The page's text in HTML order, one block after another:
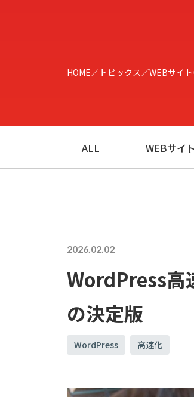
HOME トピックス WEBサイ
ALL WEBサイ
2026.02.02
WordPress高
の決定版
WordPress 高速化